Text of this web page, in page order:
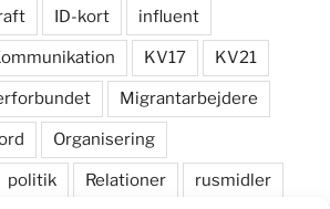
ID-kort influent
KV17 KV21
Migrantarbejdere
Organisering
politik Relationer rusmidler